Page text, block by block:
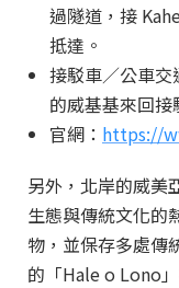
過隧道，接
抵達。
接駁車／公車
的威基基來回
官網： https://
另外，北岸的威美
生態與傳統文化的
物，並保存多處傳
的「Hale o Lono